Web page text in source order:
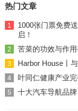
热门文章
1
1000张门票免费
启！
2 苦菜的功效与作
3 Harbor House丨
4 叶同仁健康产业
5 十大汽车导航品